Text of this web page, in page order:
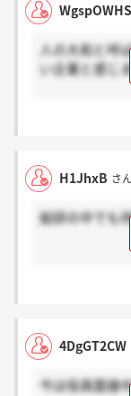
WgspOWHS
人の大和と呼
い企業と感じ
H1JhxB さ
総研の中でも
4DgGT2CW
今は役員面接